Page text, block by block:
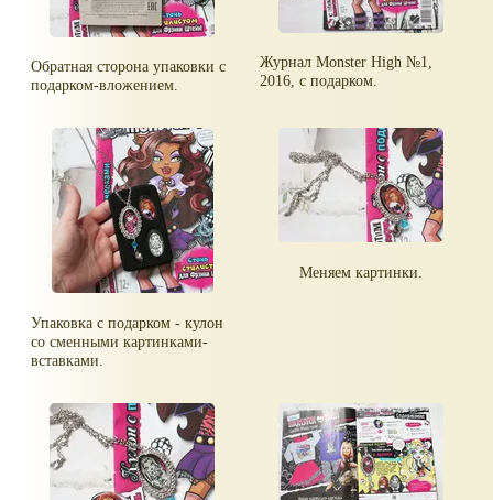
Обратная сторона упаковки с
подарком-вложением.
Журнал Monster High №1,
2016, с подарком.
Упаковка с подарком - кулон
со сменными картинками-
вставками.
Меняем картинки.